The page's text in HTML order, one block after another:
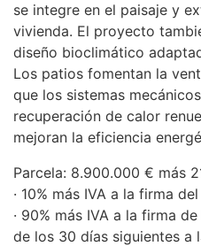
se integre en el paisaje y
vivienda. El proyecto
diseño bioclimático
Los patios fomentan la
que los sistemas
recuperación de calor
mejoran la eficiencia
Parcela: 8.900.000 € más
· 10% más IVA a la firma
· 90% más IVA a la firma
de los 30 días siguientes a